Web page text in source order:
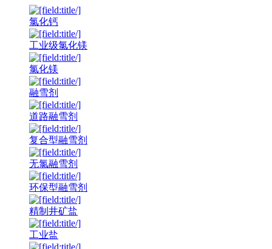
氯化钙
工业级氯化镁
氯化镁
融雪剂
道路融雪剂
复合型融雪剂
无氯融雪剂
环保型融雪剂
精制井矿盐
工业盐